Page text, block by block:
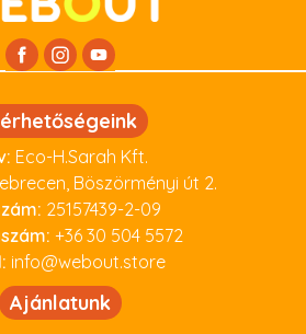
Eco-H.Sarah Kft.
Böszörményi út 2.
25157439-2-09
+36 30 504 5572
info@webout.store
Ajánlatunk